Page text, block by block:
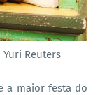
Reuters
a maior festa do